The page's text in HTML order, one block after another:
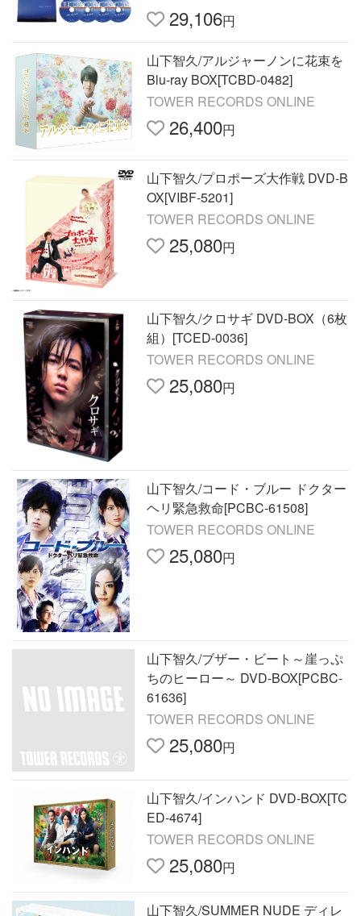
29,106円
山下智久/アルジャーノンに花束を
Blu-ray BOX[TCBD-0482]
TOWER RECORDS ONLINE
26,400円
山下智久/プロポーズ大作戦 DVD-B
OX[VIBF-5201]
TOWER RECORDS ONLINE
25,080円
山下智久/クロサギ DVD-BOX（6枚
組）[TCED-0036]
TOWER RECORDS ONLINE
25,080円
山下智久/コード・ブルー ドクター
ヘリ緊急救命[PCBC-61508]
TOWER RECORDS ONLINE
25,080円
山下智久/ブザー・ビート～崖っぷ
ちのヒーロー～ DVD-BOX[PCBC-
61636]
TOWER RECORDS ONLINE
25,080円
山下智久/インハンド DVD-BOX[TC
ED-4674]
TOWER RECORDS ONLINE
25,080円
山下智久/SUMMER NUDE ディレ